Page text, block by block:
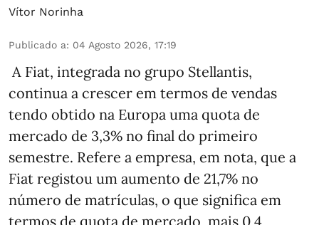
Vítor Norinha
Publicado a: 04 Agosto 2026, 17:19
A Fiat, integrada no grupo Stellantis,
continua a crescer em termos de vendas
tendo obtido na Europa uma quota de
mercado de 3,3% no final do primeiro
semestre. Refere a empresa, em nota, que a
Fiat registou um aumento de 21,7% no
número de matrículas, o que significa em
termos de quota de mercado, mais 0,4